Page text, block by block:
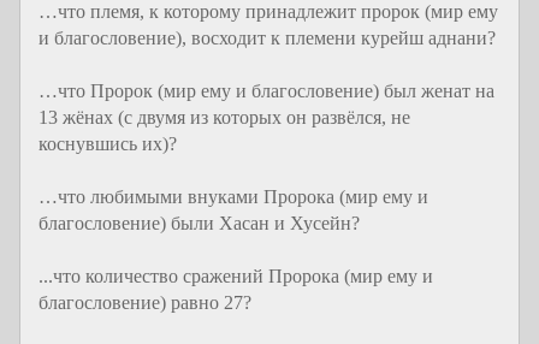
…что племя, к которому принадлежит пророк (мир ему
и благословение), восходит к племени курейш аднани?
…что Пророк (мир ему и благословение) был женат на
13 жёнах (с двумя из которых он развёлся, не
коснувшись их)?
…что любимыми внуками Пророка (мир ему и
благословение) были Хасан и Хусейн?
...что количество сражений Пророка (мир ему и
благословение) равно 27?